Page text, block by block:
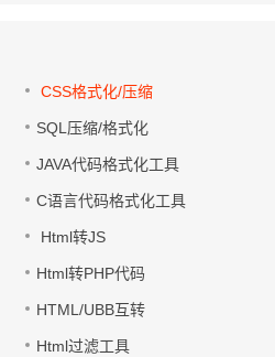
CSS格式化/压缩
SQL压缩/格式化
JAVA代码格式化工具
C语言代码格式化工具
Html转JS
Html转PHP代码
HTML/UBB互转
Html过滤工具